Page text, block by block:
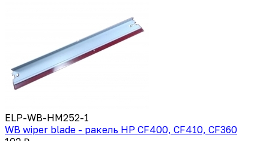
ELP-WB-HM252-1
WB wiper blade - ракель HP CF400, CF410, CF360